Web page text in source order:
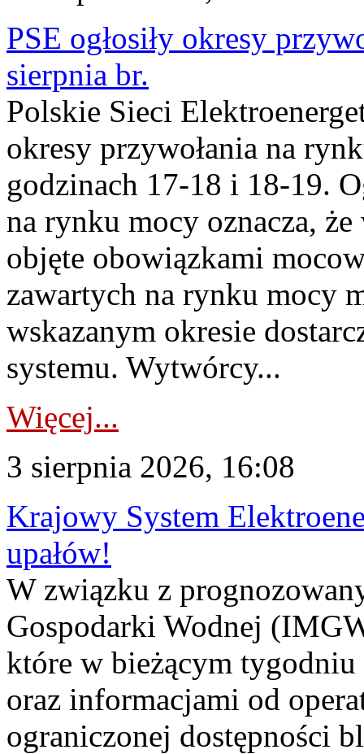
PSE ogłosiły okresy
sierpnia br.
Polskie Sieci
okresy przywołania na
godzinach 17-18 i 18-19.
na rynku mocy oznacza,
objęte obowiązkami
zawartych na rynku mocy
wskazanym okresie
systemu. Wytwórcy...
Więcej...
3 sierpnia 2026, 16:08
Krajowy System
upałów!
W związku z
Gospodarki Wodnej
które w bieżącym tygodniu
oraz informacjami od
ograniczonej dostępności